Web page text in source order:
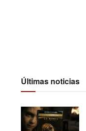
Últimas noticias